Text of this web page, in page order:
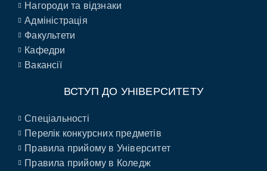
Нагороди та відзнаки
Адміністрація
Факультети
Кафедри
Вакансії
ВСТУП ДО УНІВЕРСИТЕТУ
Спеціальності
Перелік конкурсних предметів
Правила прийому в Університет
Правила прийому в Коледж